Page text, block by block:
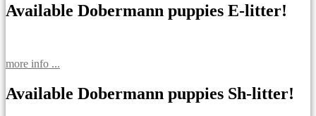
Available Dobermann puppies E-litter!
more info ...
Available Dobermann puppies Sh-litter!